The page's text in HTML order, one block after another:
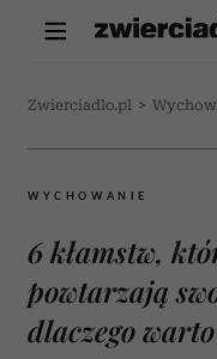
Zwierciadlo.pl >
WYCHOWANIE
6 kłamstw,
powtarzają
dlaczego